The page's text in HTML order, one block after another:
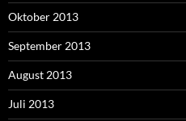
Oktober 2013
September 2013
August 2013
Juli 2013